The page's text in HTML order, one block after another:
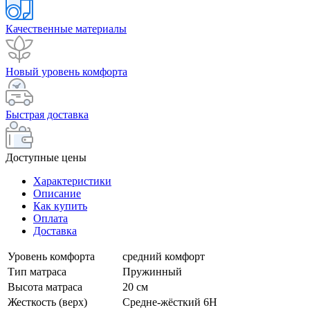
Качественные материалы
Новый уровень комфорта
Быстрая доставка
Доступные цены
Характеристики
Описание
Как купить
Оплата
Доставка
Уровень комфорта
средний комфорт
Тип матраса
Пружинный
Высота матраса
20 см
Жесткость (верх)
Средне-жёсткий 6H